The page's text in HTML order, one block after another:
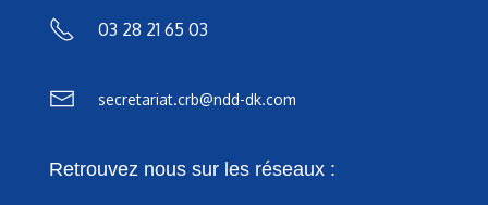
03 28 21 65 03
secretariat.crb@ndd-dk.com
Retrouvez nous sur les réseaux :